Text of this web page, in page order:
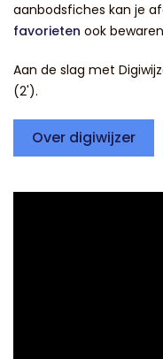
aanbodsfiches kan je
favorieten ook
Aan de slag met
(2').
Over digiwijzer